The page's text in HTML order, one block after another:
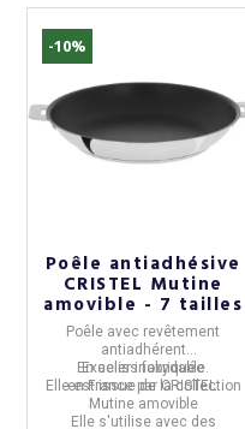
-10%
Poêle antiadhésive
CRISTEL Mutine
amovible - 7 tailles
Poêle avec revêtement
antiadhérent
Excelissfabriquée
enFrancepar CRISTEL.
Enacier inoxydable.
Elle estissue de la collection
Mutine amovible
Elle s'utilise avec des